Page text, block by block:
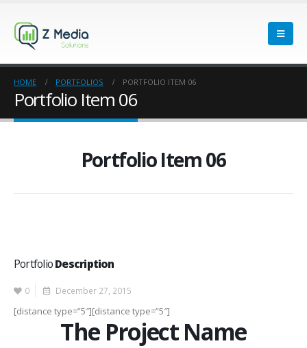
HOME PORTFOLIOS PORTFOLIO ITEM 06
Portfolio Item 06
Portfolio Item 06
PortfolioDescription
0 December 27, 2015
[distance type=”5″][distance type=”5″]
The Project Name